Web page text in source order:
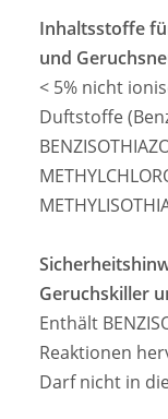
Inhaltsstoffe
und
< 5% nicht
Duftstoffe
Geruchskiller
Enthält
Reaktionen
Darf nicht in